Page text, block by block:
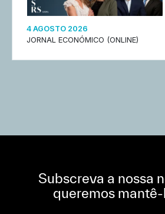
4 AGOSTO 2026
JORNAL ECONÓMICO (ONLINE)
Subscreva a nossa
queremos mantê-